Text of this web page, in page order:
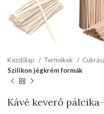
Kezdőlap Termékek
Szilikon jégkrém formák
Kávé keverő